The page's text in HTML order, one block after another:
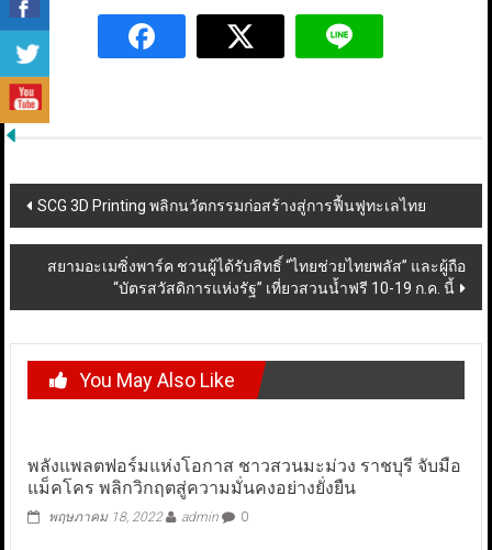
Post
navigation
SCG 3D Printing พลิกนวัตกรรมก่อสร้างสู่การฟื้นฟูทะเลไทย
สยามอะเมซิ่งพาร์ค ชวนผู้ได้รับสิทธิ์ “ไทยช่วยไทยพลัส” และผู้ถือ
“บัตรสวัสดิการแห่งรัฐ” เที่ยวสวนน้ำฟรี 10-19 ก.ค. นี้
You May Also Like
พลังแพลตฟอร์มแห่งโอกาส ชาวสวนมะม่วง ราชบุรี จับมือ
แม็คโคร พลิกวิกฤตสู่ความมั่นคงอย่างยั่งยืน
พฤษภาคม 18, 2022 admin 0